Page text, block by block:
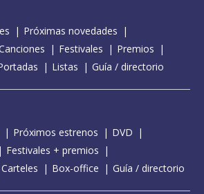
Próximas novedades
Festivales
Premios
Listas Guía / directorio
Próximos estrenos
DVD
Festivales + premios
Carteles Box-office Guía / directorio